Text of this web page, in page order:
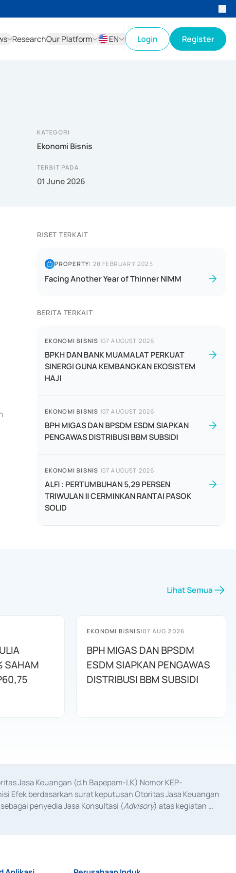
ResearchOur Platform
EN
Login Register
KATEGORI
Ekonomi Bisnis
TERBIT PADA
01 June 2026
RISET TERKAIT
PROPERTY| 28 FEBRUARY 2025
Facing Another Year of Thinner NIMM
BERITA TERKAIT
EKONOMI BISNIS |07 AUGUST 2026
BPKH DAN BANK MUAMALAT PERKUAT
SINERGI GUNA KEMBANGKAN EKOSISTEM
HAJI
EKONOMI BISNIS |07 AUGUST 2026
BPH MIGAS DAN BPSDM ESDM SIAPKAN
PENGAWAS DISTRIBUSI BBM SUBSIDI
EKONOMI BISNIS |07 AUGUST 2026
ALFI : PERTUMBUHAN 5,29 PERSEN
TRIWULAN II CERMINKAN RANTAI PASOK
SOLID
Lihat Semua
SAHAM
EKONOMI BISNIS|07 AUG 2026
BPH MIGAS DAN BPSDM
ESDM SIAPKAN PENGAWAS
DISTRIBUSI BBM SUBSIDI
Jasa Keuangan (d.h Bapepam-LK) Nomor KEP-
Efek berdasarkan surat keputusan Otoritas Jasa Keuangan
penyedia Jasa Konsultasi (Advisory) atas kegiatan